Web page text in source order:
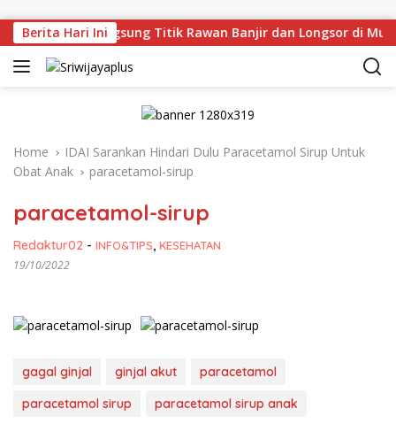
Berita Hari Ini
Deru Tinjau Langsung Titik Rawan Banjir dan Longsor di
Home
IDAI Sarankan Hindari Dulu Paracetamol Sirup Untuk
Obat Anak
paracetamol-sirup
paracetamol-sirup
Redaktur02 - INFO&TIPS, KESEHATAN
19/10/2022
gagal ginjal ginjal akut
paracetamol
paracetamol sirup
paracetamol sirup anak